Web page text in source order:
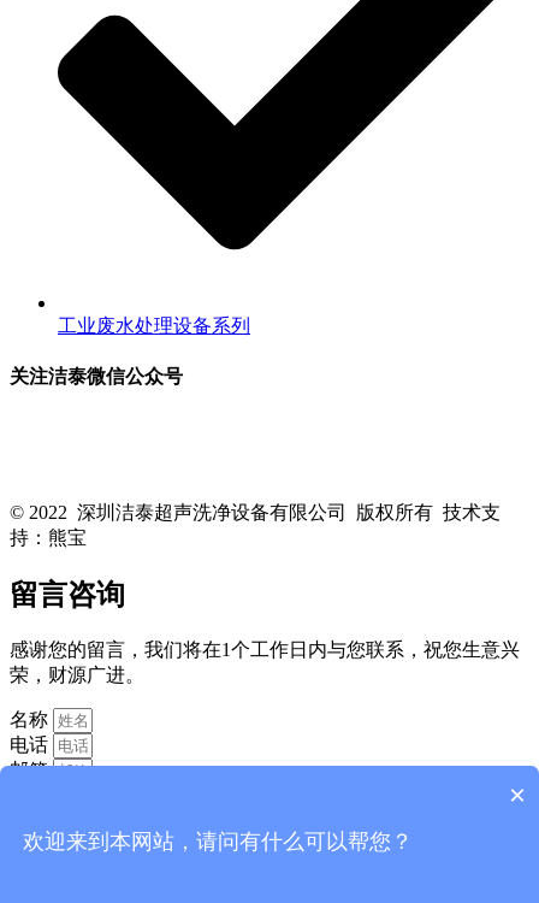
工业废水处理设备系列
关注洁泰微信公众号
© 2022 深圳洁泰超声洗净设备有限公司 版权所有 技术支
持：熊宝
留言咨询
感谢您的留言，我们将在1个工作日内与您联系，祝您生意兴
荣，财源广进。
名称
电话
邮箱
×
欢迎来到本网站，请问有什么可以帮您？